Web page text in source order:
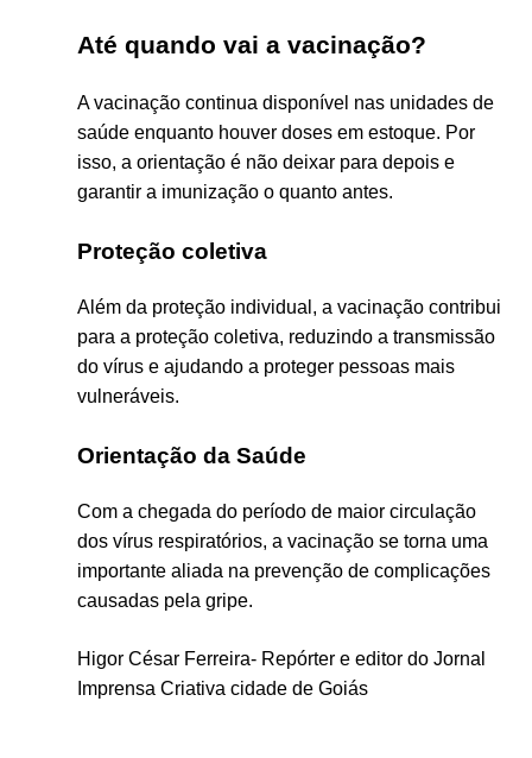
Até quando vai a vacinação?
A vacinação continua disponível nas unidades de
saúde enquanto houver doses em estoque. Por
isso, a orientação é não deixar para depois e
garantir a imunização o quanto antes.
Proteção coletiva
Além da proteção individual, a vacinação contribui
para a proteção coletiva, reduzindo a transmissão
do vírus e ajudando a proteger pessoas mais
vulneráveis.
Orientação da Saúde
Com a chegada do período de maior circulação
dos vírus respiratórios, a vacinação se torna uma
importante aliada na prevenção de complicações
causadas pela gripe.
Higor César Ferreira- Repórter e editor do Jornal
Imprensa Criativa cidade de Goiás